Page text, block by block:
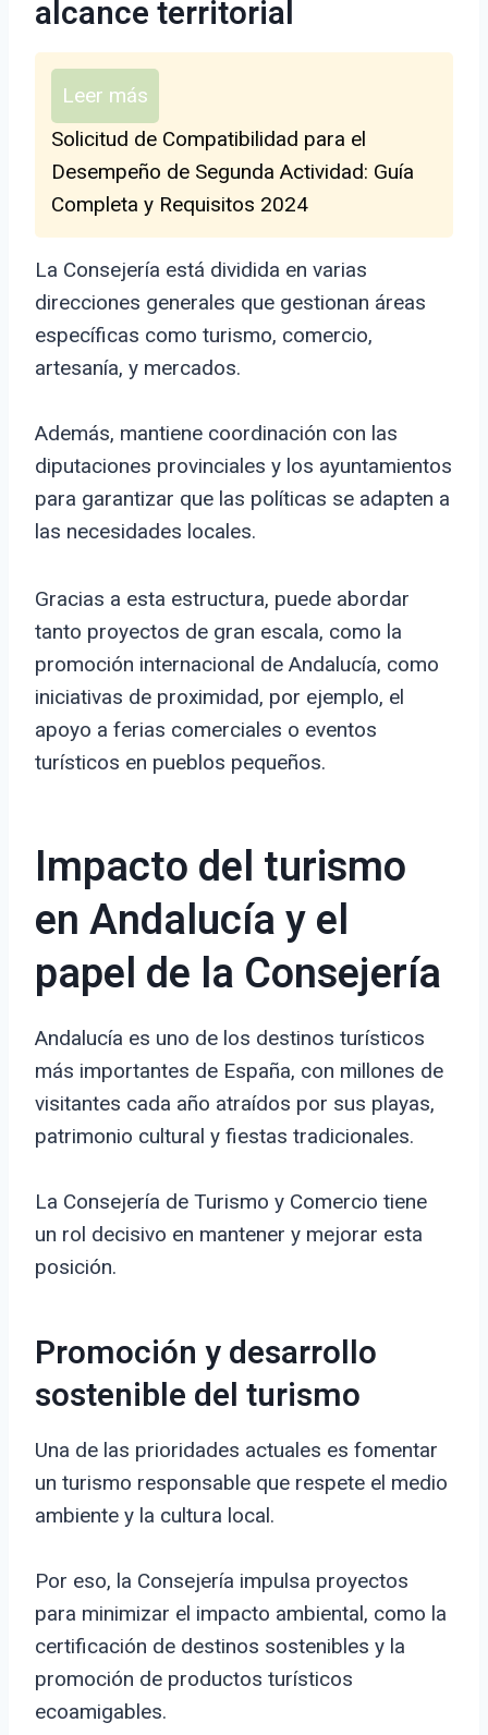
alcance territorial
Leer más
Solicitud de Compatibilidad para el
Desempeño de Segunda Actividad: Guía
Completa y Requisitos 2024
La Consejería está dividida en varias
direcciones generales que gestionan áreas
específicas como turismo, comercio,
artesanía, y mercados.
Además, mantiene coordinación con las
diputaciones provinciales y los ayuntamientos
para garantizar que las políticas se adapten a
las necesidades locales.
Gracias a esta estructura, puede abordar
tanto proyectos de gran escala, como la
promoción internacional de Andalucía, como
iniciativas de proximidad, por ejemplo, el
apoyo a ferias comerciales o eventos
turísticos en pueblos pequeños.
Impacto del turismo
en Andalucía y el
papel de la Consejería
Andalucía es uno de los destinos turísticos
más importantes de España, con millones de
visitantes cada año atraídos por sus playas,
patrimonio cultural y fiestas tradicionales.
La Consejería de Turismo y Comercio tiene
un rol decisivo en mantener y mejorar esta
posición.
Promoción y desarrollo
sostenible del turismo
Una de las prioridades actuales es fomentar
un turismo responsable que respete el medio
ambiente y la cultura local.
Por eso, la Consejería impulsa proyectos
para minimizar el impacto ambiental, como la
certificación de destinos sostenibles y la
promoción de productos turísticos
ecoamigables.